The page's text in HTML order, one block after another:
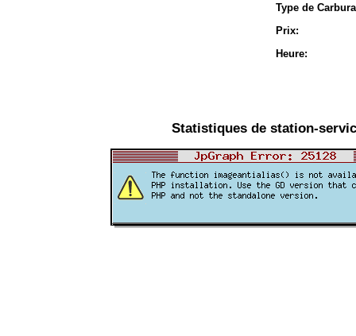
Type de
Prix:
Heure:
Statistiques de station-